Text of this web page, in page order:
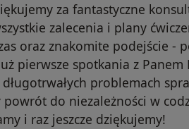
za fantastyczne
zalecenia i plany
oraz znakomite podejście -
pierwsze spotkania z
długotrwałych problemach
powrót do niezależności w
i raz jeszcze dziękujemy!